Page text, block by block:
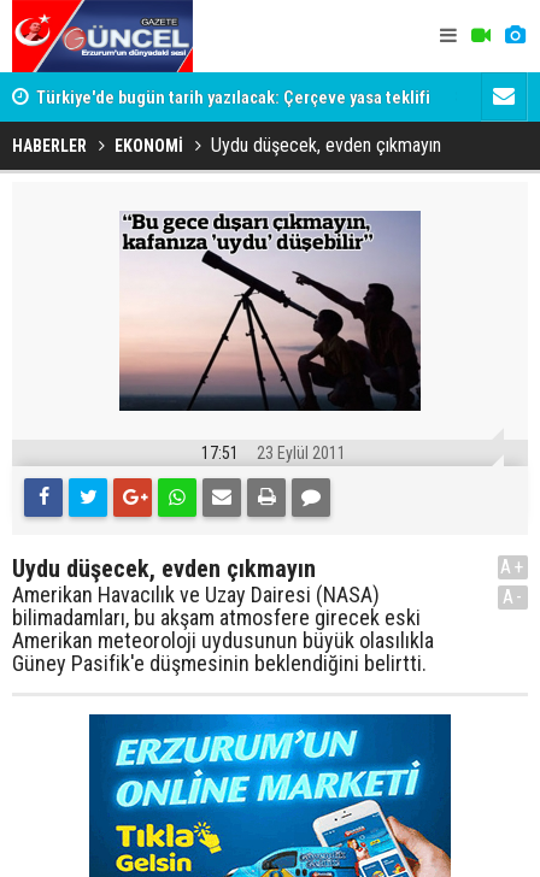
Türkiye'de bugün tarih yazılacak: Çerçeve yasa teklifi
TBMM Genel Kurulu'na geliyor
Şener ve
HABERLER EKONOMİ Uydu düşecek, evden çıkmayın
17:51 23 Eylül 2011
Uydu düşecek, evden çıkmayın
Amerikan Havacılık ve Uzay Dairesi (NASA)
bilimadamları, bu akşam atmosfere girecek eski
Amerikan meteoroloji uydusunun büyük olasılıkla
Güney Pasifik'e düşmesinin beklendiğini belirtti.
A+
A-